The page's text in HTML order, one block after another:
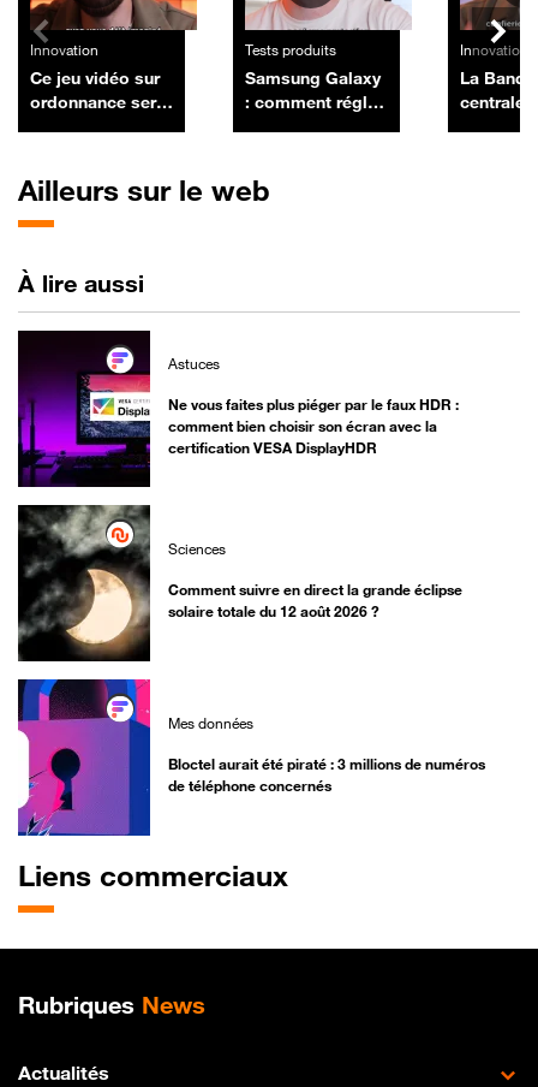
Innovation
Ce jeu vidéo sur
ordonnance sera
Maladie
Tests produits
Samsung Galaxy
: comment régler
protection
Innovation
La
centrale
Ailleurs sur le web
À lire aussi
Astuces
Ne vous faites plus piéger par le faux HDR :
comment bien choisir son écran avec la
certification VESA DisplayHDR
Sciences
Comment suivre en direct la grande éclipse
solaire totale du 12 août 2026 ?
Mes données
Bloctel aurait été piraté : 3 millions de numéros
de téléphone concernés
Liens commerciaux
Plan de site
Rubriques News
Actualités